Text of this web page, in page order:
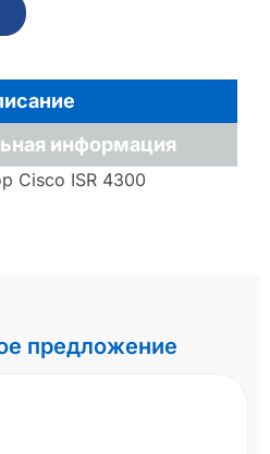
информация
Cisco ISR 4300
предложение